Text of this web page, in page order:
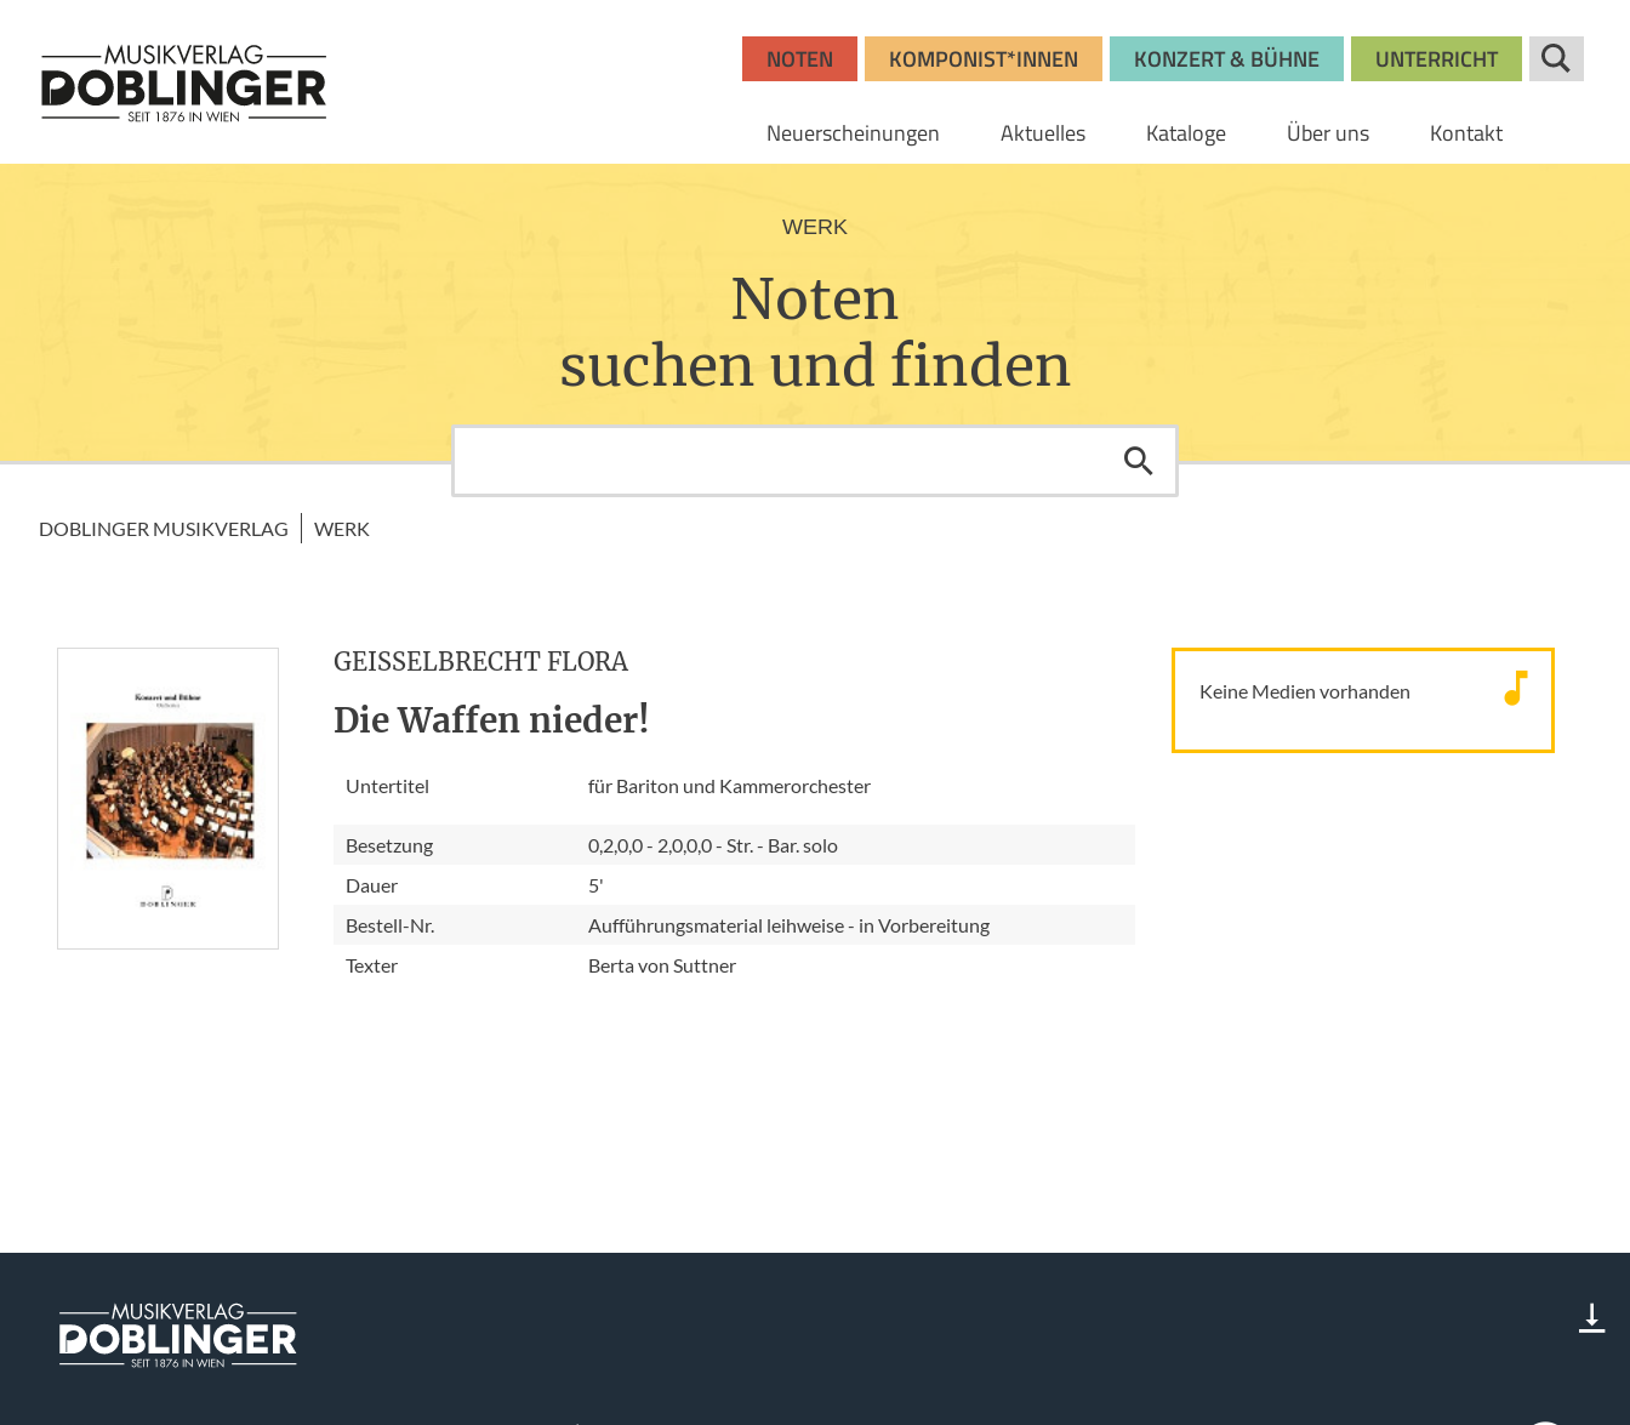
NOTEN KOMPONIST*INNEN KONZERT & BÜHNE UNTERRICHT
Neuerscheinungen Aktuelles Kataloge Über uns Kontakt
WERK
Noten
suchen und finden
DOBLINGER MUSIKVERLAG WERK
GEISSELBRECHT FLORA
Die Waffen nieder!
Untertitel für Bariton und Kammerorchester
Besetzung
0,2,0,0 - 2,0,0,0 - Str. - Bar. solo
Dauer
5'
Bestell-Nr.
Aufführungsmaterial leihweise - in Vorbereitung
Texter
Berta von Suttner
Keine Medien vorhanden